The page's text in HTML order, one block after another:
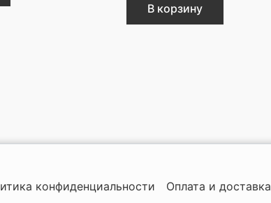
В корзину
конфиденциальности Оплата и доставка